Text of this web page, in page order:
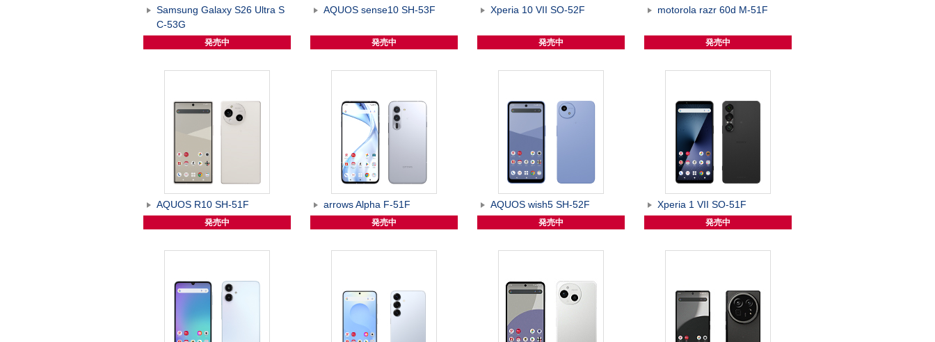
Samsung Galaxy S26 Ultra S
C-53G
発売中
AQUOS sense10 SH-53F
発売中
Xperia 10 VII SO-52F
発売中
motorola razr 60d M-51F
発売中
AQUOS R10 SH-51F
発売中
arrows Alpha F-51F
発売中
AQUOS wish5 SH-52F
発売中
Xperia 1 VII SO-51F
発売中